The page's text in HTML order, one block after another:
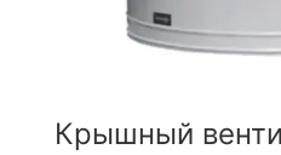
Крышный